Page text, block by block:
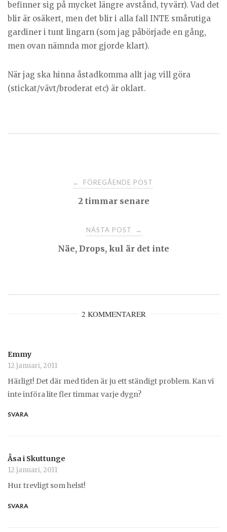
befinner sig på mycket längre avstånd, tyvärr). Vad det
blir är osäkert, men det blir i alla fall INTE smårutiga
gardiner i tunt lingarn (som jag påbörjade en gång,
men ovan nämnda mor gjorde klart).
När jag ska hinna åstadkomma allt jag vill göra
(stickat/vävt/broderat etc) är oklart.
← FÖREGÅENDE POST
2 timmar senare
NÄSTA POST →
Näe, Drops, kul är det inte
2 KOMMENTARER
Emmy
12 januari, 2011
Härligt! Det där med tiden är ju ett ständigt problem. Kan vi
inte införa lite fler timmar varje dygn?
SVARA
Åsa i Skuttunge
12 januari, 2011
Hur trevligt som helst!
SVARA